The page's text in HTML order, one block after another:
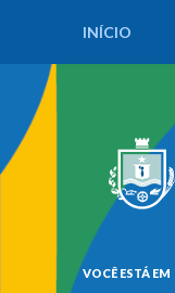
INÍCIO
VOCÊ ESTÁ EM